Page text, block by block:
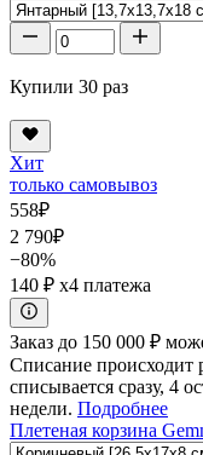
Купили 30 раз
Хит
только самовывоз
558₽
2 790₽
−80%
140 ₽ x4 платежа
Заказ до 150 000 ₽
Списание
списывается сразу, 4
недели. Подробнее
Плетеная корзина